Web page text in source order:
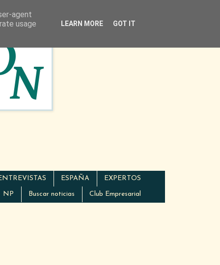
ESPAÑA EXPERTOS
NP Buscar noticias Club Empresarial
agent
usage
LEARN MORE GOT IT